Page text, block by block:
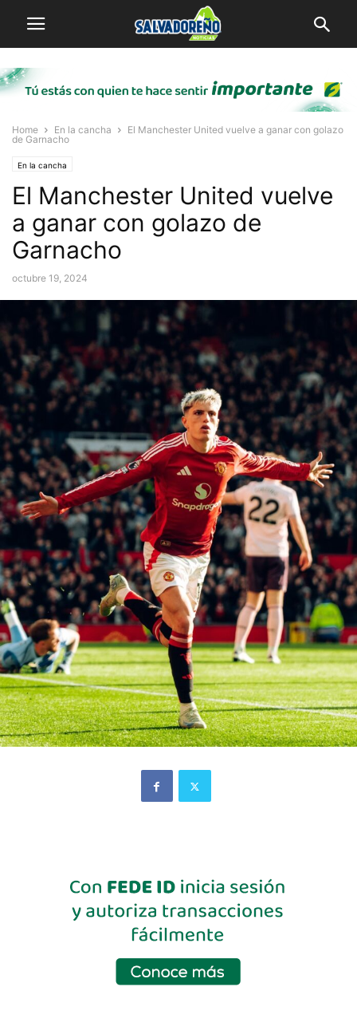
Home En la cancha
El Manchester United vuelve a ganar con golazo
de Garnacho
En la cancha
El Manchester United vuelve
a ganar con golazo de
Garnacho
octubre 19, 2024